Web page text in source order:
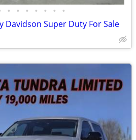
• • • • • • •
Davidson Super Duty For Sale